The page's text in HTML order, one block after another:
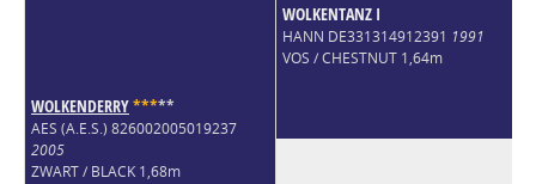
WOLKENDERRY*****
AES (A.E.S.) 826002005019237
2005
ZWART / BLACK 1,68m
WOLKENTANZ I
HANN DE331314912391 1991
VOS / CHESTNUT 1,64m